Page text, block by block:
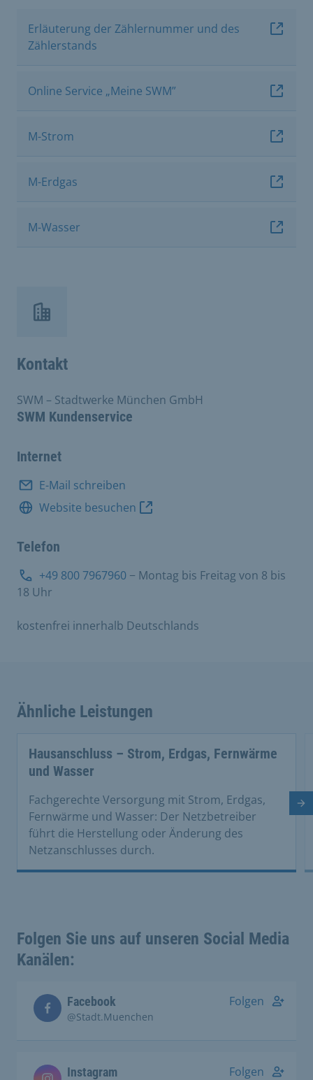
Erläuterung der Zählernummer und des
Zählerstands
Online Service „Meine SWM”
M-Strom
M-Erdgas
M-Wasser
Kontakt
SWM Kundenservice
SWM – Stadtwerke München GmbH
Internet
E-Mail schreiben
Website besuchen
Telefon
+49 800 7967960 − Montag bis Freitag von 8 bis
18 Uhr
kostenfrei innerhalb Deutschlands
Ähnliche Leistungen
Hausanschluss – Strom, Erdgas, Fernwärme
und Wasser
Fachgerechte Versorgung mit Strom, Erdgas,
Fernwärme und Wasser: Der Netzbetreiber
führt die Herstellung oder Änderung des
Netzanschlusses durch.
Folgen Sie uns auf unseren Social Media
Kanälen:
Facebook
@Stadt.Muenchen
Folgen
Instagram Folgen